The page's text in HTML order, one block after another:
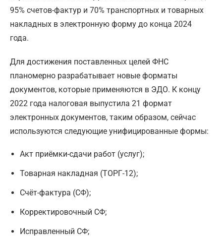
95% счетов-фактур и 70% транспортных и товарных
накладных в электронную форму до конца 2024
года.
Для достижения поставленных целей ФНС
планомерно разрабатывает новые форматы
документов, которые применяются в ЭДО. К концу
2022 года налоговая выпустила 21 формат
электронных документов, таким образом, сейчас
используются следующие унифицированные формы:
Акт приёмки-сдачи работ (услуг);
Товарная накладная (ТОРГ-12);
Счёт-фактура (СФ);
Корректировочный СФ;
Исправленный СФ;